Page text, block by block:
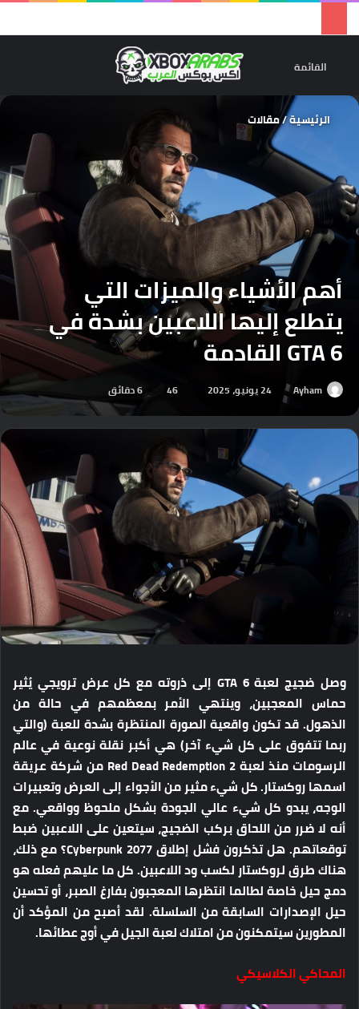
القائمة
الرئيسية/مقالات
أهم الأشياء والميزات التي
يتطلع إليها اللاعبين بشدة في
GTA 6 القادمة
Ayham 24 يونيو، 2025 46
وصل ضجيج لعبة GTA 6 إلى ذروته مع كل عرض ترويجي يُثير
حماس المعجبين، وينتهي الأمر بمعظمهم في حالة من
الذهول. قد تكون واقعية الصورة المنتظرة بشدة للعبة (والتي
ربما تتفوق على كل شيء آخر) هي أكبر نقلة نوعية في عالم
الرسومات منذ لعبة Red Dead Redemption 2 من شركة عريقة
اسمها روكستار. كل شيء مثير من الأجواء إلى العرض وتعبيرات
الوجه، يبدو كل شيء عالي الجودة بشكل ملحوظ وواقعي. مع
أنه لا ضرر من اللحاق بركب الضجيج، سيتعين على اللاعبين ضبط
توقعاتهم. هل تذكرون فشل إطلاق Cyberpunk 2077؟ مع ذلك،
هناك طرق لروكستار لكسب ود اللاعبين. كل ما عليهم فعله هو
دمج حيل خاصة لطالما انتظرها المعجبون بفارغ الصبر، أو تحسين
حيل الإصدارات السابقة من السلسلة. لقد أصبح من المؤكد أن
المطورين سيتمكنون من امتلاك لعبة الجيل في أوج عطائها.
المحاكي الكلاسيكي